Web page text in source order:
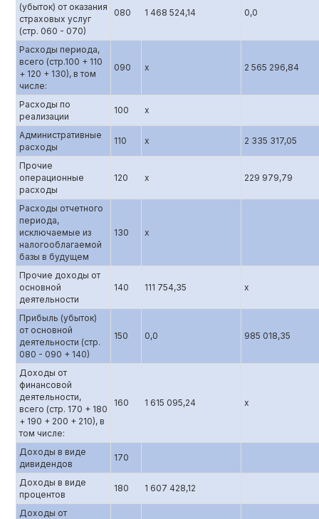
(убыток) от оказания
страховых услуг
(стр. 060 - 070)
080 1 468 524,14 0,0
Расходы периода,
всего (стр.100 + 110
+ 120 + 130), в том
числе:
090 x 2 565 296,84
Расходы по
реализации
100 x
Административные
расходы
110 x 2 335 317,05
Прочие
операционные
расходы
120 x 229 979,79
Расходы отчетного
периода,
исключаемые из
налогооблагаемой
базы в будущем
130 x
Прочие доходы от
основной
деятельности
140 111 754,35 x
Прибыль (убыток)
от основной
деятельности (стр.
080 - 090 + 140)
150 0,0 985 018,35
Доходы от
финансовой
деятельности,
всего (стр. 170 + 180
+ 190 + 200 + 210), в
том числе:
160 1 615 095,24 х
Доходы в виде
дивидендов
170
Доходы в виде
процентов
180 1 607 428,12
Доходы от